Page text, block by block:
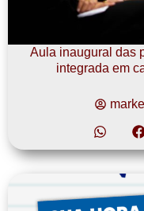
Aula inaugural das
integrada em